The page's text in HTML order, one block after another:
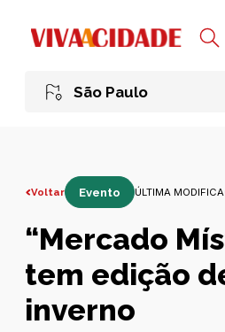
São Paulo
Voltar Evento ÚLTIMA
“Mercado
tem edição
inverno